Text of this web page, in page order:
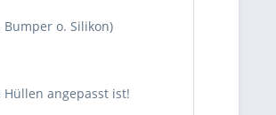
o. Silikon)
Hüllen angepasst ist!